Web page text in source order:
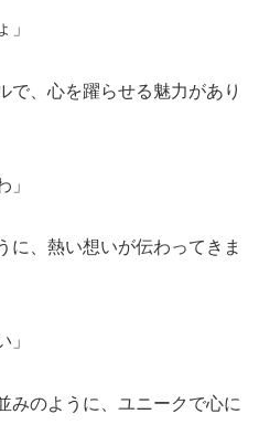
」
で、心を躍らせる魅力があり
」
に、熱い想いが伝わってきま
」
みのように、ユニークで心に